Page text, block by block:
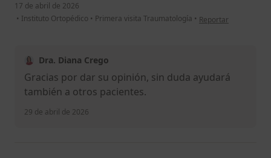
17 de abril de 2026
• Instituto Ortopédico • Primera visita Traumatología • en opinión del
Reportar
Dra. Diana Crego
Gracias por dar su opinión, sin duda ayudará
también a otros pacientes.
29 de abril de 2026